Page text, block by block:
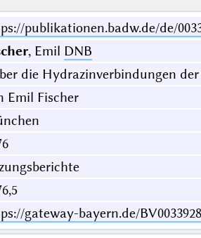
publikationen.badw.de/de/
, Emil DNB
die Hydrazinverbindungen
Emil Fischer
gateway-bayern.de/